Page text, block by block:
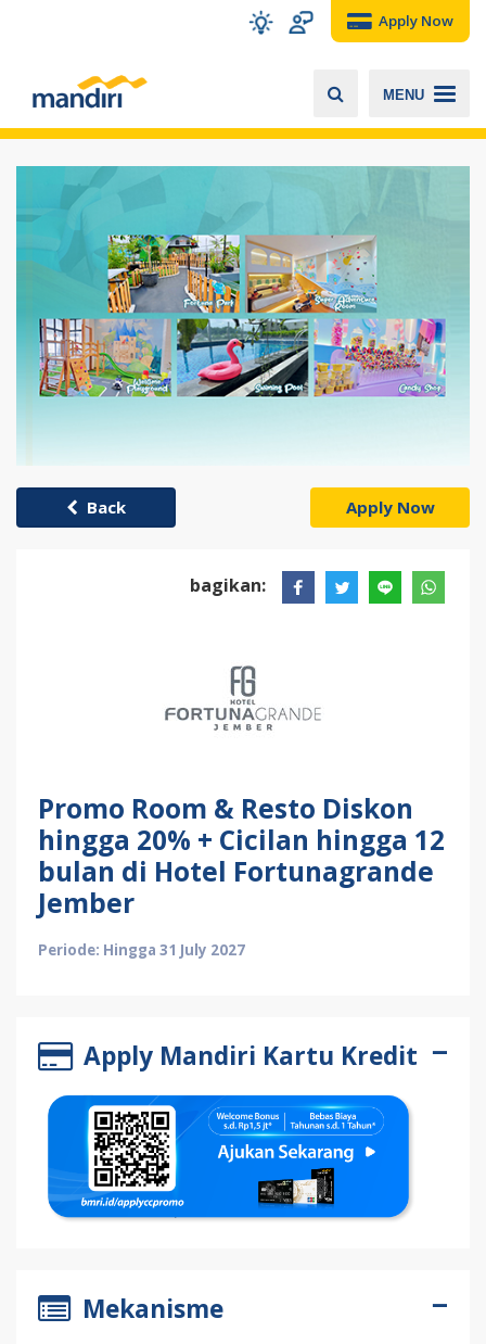
Apply Now
MENU
Back Apply Now
bagikan:
Promo Room & Resto Diskon
hingga 20% + Cicilan hingga 12
bulan di Hotel Fortunagrande
Jember
Periode: Hingga 31 July 2027
Apply Mandiri Kartu Kredit
Mekanisme